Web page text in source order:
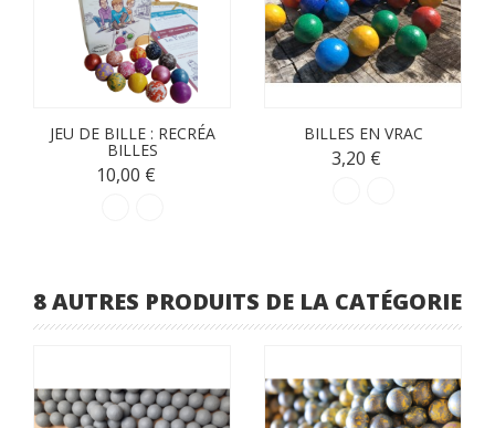
JEU DE BILLE : RECRÉA
BILLES
10,00 €
BILLES EN VRAC
3,20 €
8 AUTRES PRODUITS DE LA CATÉGORIE